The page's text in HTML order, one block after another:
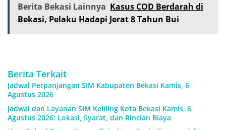
Berita Bekasi Lainnya Kasus COD Berdarah di
Bekasi, Pelaku Hadapi Jerat 8 Tahun Bui
Berita Terkait
Jadwal Perpanjangan SIM Kabupaten Bekasi Kamis, 6
Agustus 2026
Jadwal dan Layanan SIM Keliling Kota Bekasi Kamis, 6
Agustus 2026: Lokasi, Syarat, dan Rincian Biaya